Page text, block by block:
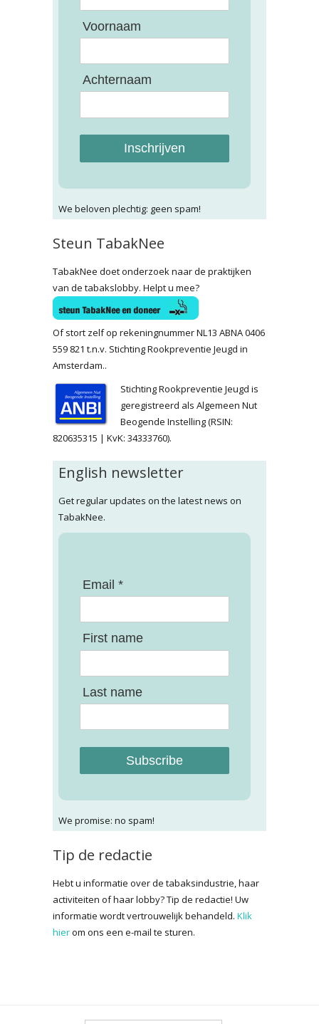
Voornaam
Achternaam
Inschrijven
We beloven plechtig: geen spam!
Steun TabakNee
TabakNee doet onderzoek naar de praktijken
van de tabakslobby. Helpt u mee?
Of stort zelf op rekeningnummer NL13 ABNA 0406
559 821 t.n.v. Stichting Rookpreventie Jeugd in
Amsterdam..
Stichting Rookpreventie Jeugd is
geregistreerd als Algemeen Nut
Beogende Instelling (RSIN:
820635315 | KvK: 34333760).
English newsletter
Get regular updates on the latest news on
TabakNee.
Email *
First name
Last name
Subscribe
We promise: no spam!
Tip de redactie
Hebt u informatie over de tabaksindustrie, haar
activiteiten of haar lobby? Tip de redactie! Uw
informatie wordt vertrouwelijk behandeld. Klik
hierom ons een e-mail te sturen.